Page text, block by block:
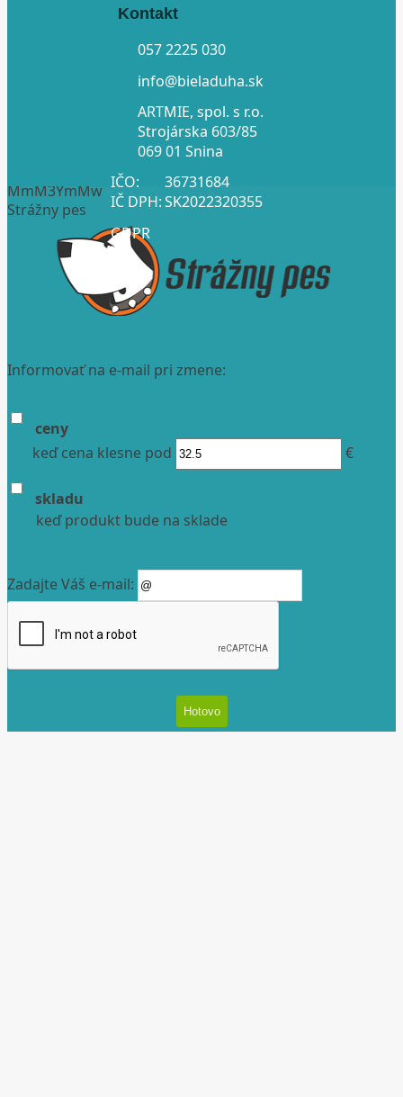
Kontakt
057 2225 030
info@bieladuha.sk
ARTMIE, spol. s r.o.
Strojárska 603/85
069 01 Snina
IČO:
36731684
IČ DPH:SK2022320355
GDPR
MmM3YmMw
Strážny pes
Informovať na e-mail pri zmene:
ceny
keď cena klesne pod
€
skladu
keď produkt bude na sklade
Zadajte Váš e-mail: